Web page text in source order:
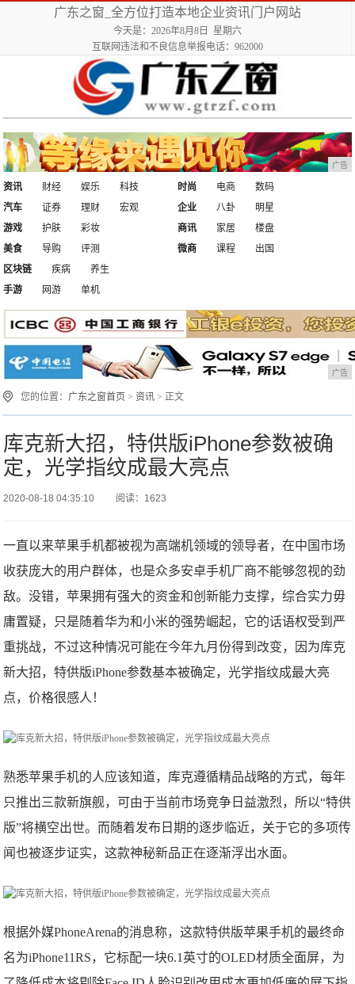
广东之窗_全方位打造本地企业资讯门户网站
今天是：2026年8月8日 星期六
互联网违法和不良信息举报电话：962000
广告
资讯 财经 娱乐
科技
汽车
证券 理财 宏观
时尚 电商
数码
企业
八卦
明星
游戏
护肤
彩妆
美食
导购 评测
商讯 家居
楼盘
微商
课程
出国
区块链
疾病
养生
手游
网游 单机
广告
您的位置： 广东之窗首页 >资讯 > 正文
库克新大招，特供版iPhone参数被确
定，光学指纹成最大亮点
2020-08-18 04:35:10 阅读：1623
一直以来苹果手机都被视为高端机领域的领导者，在中国市场
收获庞大的用户群体，也是众多安卓手机厂商不能够忽视的劲
敌。没错，苹果拥有强大的资金和创新能力支撑，综合实力毋
庸置疑，只是随着华为和小米的强势崛起，它的话语权受到严
重挑战，不过这种情况可能在今年九月份得到改变，因为库克
新大招，特供版iPhone参数基本被确定，光学指纹成最大亮
点，价格很感人！
熟悉苹果手机的人应该知道，库克遵循精品战略的方式，每年
只推出三款新旗舰，可由于当前市场竞争日益激烈，所以“特供
版”将横空出世。而随着发布日期的逐步临近，关于它的多项传
闻也被逐步证实，这款神秘新品正在逐渐浮出水面。
根据外媒PhoneArena的消息称，这款特供版苹果手机的最终命
名为iPhone11RS，它标配一块6.1英寸的OLED材质全面屏，为